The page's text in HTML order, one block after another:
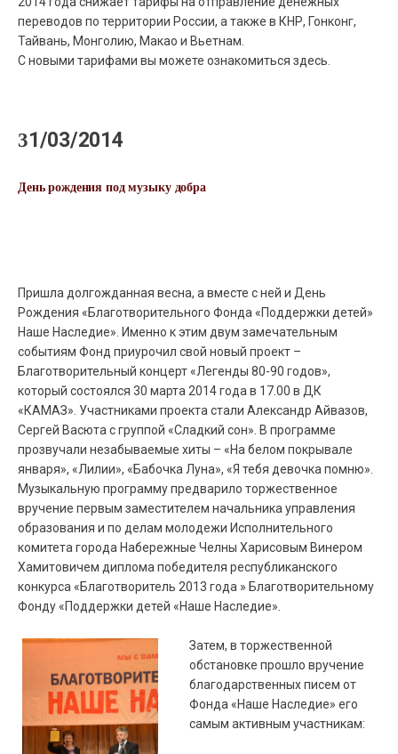
переводов по территории России, а также в КНР, Гонконг,
Тайвань, Монголию, Макао и Вьетнам.
С новыми тарифами вы можете ознакомиться здесь.
31/03/2014
День рождения под музыку добра
Пришла долгожданная весна, а вместе с ней и День
Рождения «Благотворительного Фонда «Поддержки детей»
Наше Наследие». Именно к этим двум замечательным
событиям Фонд приурочил свой новый проект –
Благотворительный концерт «Легенды 80-90 годов»,
который состоялся 30 марта 2014 года в 17.00 в ДК
«КАМАЗ». Участниками проекта стали Александр Айвазов,
Сергей Васюта с группой «Сладкий сон». В программе
прозвучали незабываемые хиты – «На белом покрывале
января», «Лилии», «Бабочка Луна», «Я тебя девочка помню».
Музыкальную программу предварило торжественное
вручение первым заместителем начальника управления
образования и по делам молодежи Исполнительного
комитета города Набережные Челны Харисовым Винером
Хамитовичем диплома победителя республиканского
конкурса «Благотворитель 2013 года » Благотворительному
Фонду «Поддержки детей «Наше Наследие».
Затем, в торжественной
обстановке прошло вручение
благодарственных писем от
Фонда «Наше Наследие» его
самым активным участникам: